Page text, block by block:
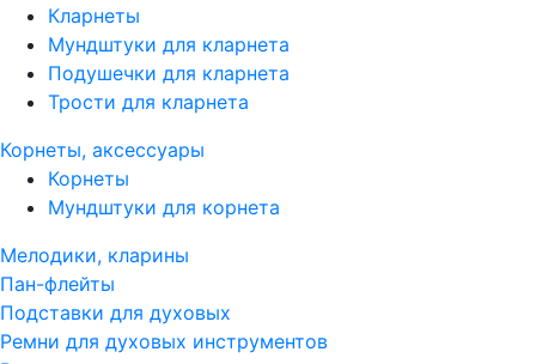
Кларнеты
Мундштуки для кларнета
Подушечки для кларнета
Трости для кларнета
Корнеты, аксессуары
Корнеты
Мундштуки для корнета
Мелодики, кларины
Пан-флейты
Подставки для духовых
Ремни для духовых инструментов